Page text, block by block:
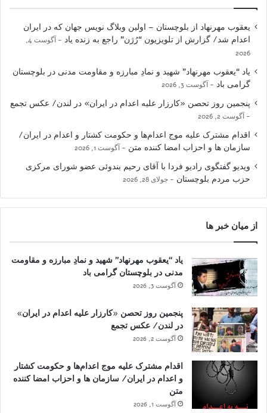
یعقوب مهرنهاد از بلوچستان – اولین وبلاگ نویس جهان که در ایران
اعدام شد/ گزارش از تلویزیون “رُژن” راجع به زنده یاد
آگوست 4,
2026
یاد “یعقوب مهرنهاد” شهید و نمادِ مبارزه و مقاومت مدنی در بلوچستان
گرامی باد
آگوست 3, 2026
پنجمین روز تحصن «کارزار علیه اعدام در ایران» در لندن/ عکس تجمع
آگوست 2, 2026
اقدام مشترک علیه موج اعدام‌ها و حکومت کشتار و اعدام در ایران/
سازمان ها و احزاب امضا کننده متن
آگوست 1, 2026
ویدیو گفتگوی رادیو فردا با آقای رحیم بندوئی عضو شورای مرکزی
حزب مردم بلوچستان
جولای 28, 2026
از میان خبر ها
یاد “یعقوب مهرنهاد” شهید و نمادِ مبارزه و مقاومت
مدنی در بلوچستان گرامی باد
آگوست 3, 2026
پنجمین روز تحصن «کارزار علیه اعدام در ایران»
در لندن/ عکس تجمع
آگوست 2, 2026
اقدام مشترک علیه موج اعدام‌ها و حکومت کشتار
و اعدام در ایران/ سازمان ها و احزاب امضا کننده
متن
آگوست 1, 2026